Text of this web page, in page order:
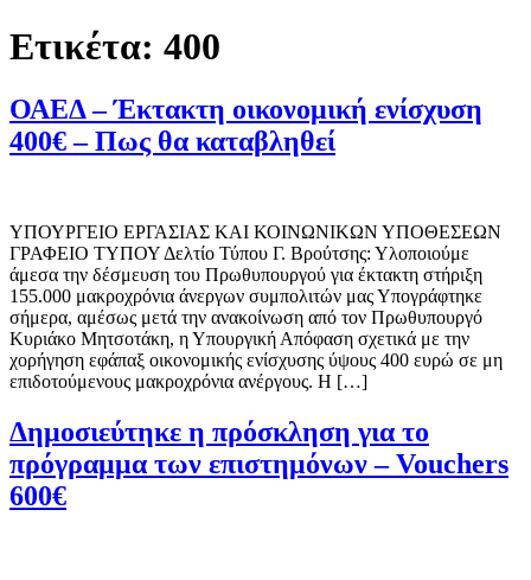
Ετικέτα: 400
ΟΑΕΔ – Έκτακτη οικονομική ενίσχυση
400€ – Πως θα καταβληθεί
ΥΠΟΥΡΓΕΙΟ EΡΓΑΣΙΑΣ ΚΑΙ ΚΟΙΝΩΝΙΚΩΝ ΥΠΟΘΕΣΕΩΝ
ΓΡΑΦΕΙΟ ΤΥΠΟΥ Δελτίο Τύπου Γ. Βρούτσης: Υλοποιούμε
άμεσα την δέσμευση του Πρωθυπουργού για έκτακτη στήριξη
155.000 μακροχρόνια άνεργων συμπολιτών μας Υπογράφτηκε
σήμερα, αμέσως μετά την ανακοίνωση από τον Πρωθυπουργό
Κυριάκο Μητσοτάκη, η Υπουργική Απόφαση σχετικά με την
χορήγηση εφάπαξ οικονομικής ενίσχυσης ύψους 400 ευρώ σε μη
επιδοτούμενους μακροχρόνια ανέργους. Η […]
Δημοσιεύτηκε η πρόσκληση για το
πρόγραμμα των επιστημόνων – Vouchers
600€